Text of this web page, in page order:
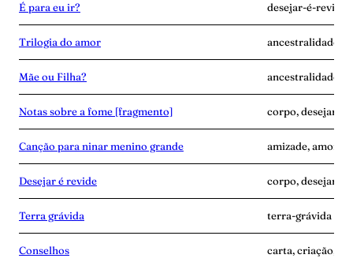
É para eu ir? desejar-é-
Trilogia do amor ancestralidade,
Mãe ou Filha? ancestralidade,
Notas sobre a fome [fragmento] corpo, desejar-é-
Canção para ninar menino grande amizade, amor,
Desejar é revide corpo, desejar-
Terra grávida terra-grávida
Conselhos carta, criação,